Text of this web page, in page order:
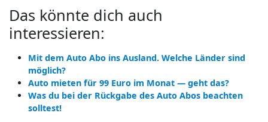
Das könnte dich auch
interessieren:
Mit dem Auto Abo ins Ausland. Welche Länder sind
möglich?
Auto mieten für 99 Euro im Monat — geht das?
Was du bei der Rückgabe des Auto Abos beachten
solltest!